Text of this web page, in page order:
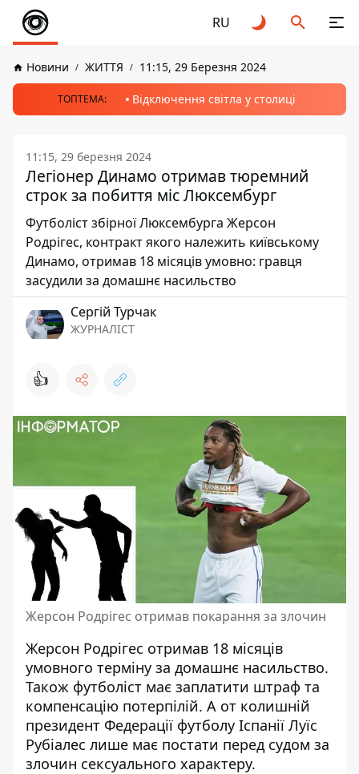
RU
Новини ЖИТТЯ 11:15, 29 Березня 2024
ТОПТЕМА: Відключення світла у столиці
11:15, 29 березня 2024
Легіонер Динамо отримав тюремний
строк за побиття міс Люксембург
Футболіст збірної Люксембурга Жерсон
Родрігес, контракт якого належить київському
Динамо, отримав 18 місяців умовно: гравця
засудили за домашнє насильство
Сергій Турчак
ЖУРНАЛІСТ
👍
Жерсон Родрігес отримав покарання за злочин
Жерсон Родрігес отримав 18 місяців
умовного терміну за домашнє насильство.
Також футболіст має заплатити штраф та
компенсацію потерпілій. А от колишній
президент Федерації футболу Іспанії Луїс
Рубіалес лише має постати перед судом за
злочин сексуального характеру.